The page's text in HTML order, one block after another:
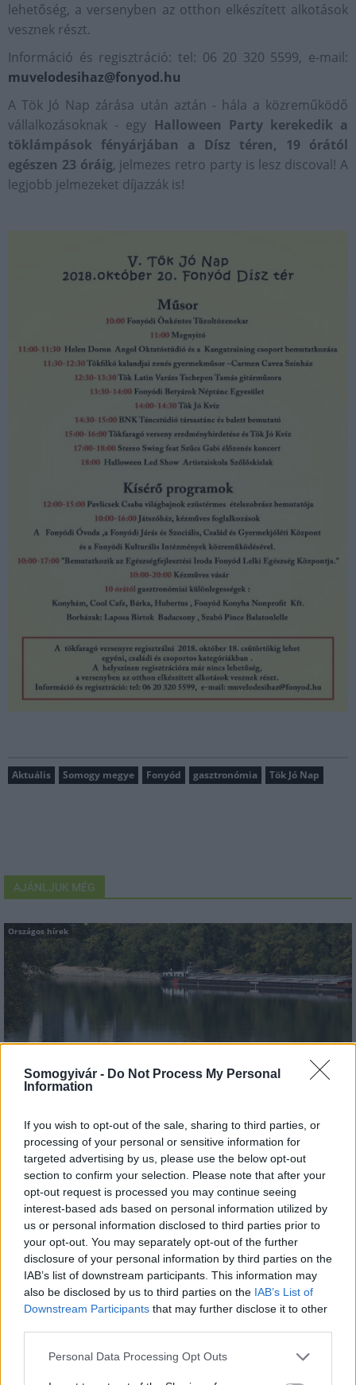
Somogyivár - Do Not Process My Personal
Information
If you wish to opt-out of the sale, sharing to third parties, or
processing of your personal or sensitive information for
targeted advertising by us, please use the below opt-out
section to confirm your selection. Please note that after your
opt-out request is processed you may continue seeing
interest-based ads based on personal information utilized by
us or personal information disclosed to third parties prior to
your opt-out. You may separately opt-out of the further
disclosure of your personal information by third parties on the
IAB’s list of downstream participants. This information may
also be disclosed by us to third parties on the IAB’s List of
Downstream Participants that may further disclose it to other
Please note that this website/app uses one or more Google
Personal Data Processing Opt Outs
lehetőség, a versenyben az otthon elkészített alkotások
vesznek részt.
Információ és regisztráció: tel: 06 20 320 5599, e-mail:
muvelodesihaz@fonyod.hu
A Tök Jó Nap zárása után aztán - hála a közreműködő
vállalkozásoknak - egy Halloween Party kerekedik a
töklámpások fényárjában a Dísz téren, 19 órától
egészen 23 óráig, jelmezes retro party is lesz discoval! A
legjobb jelmezeket díjazzák is!
Aktuális Somogy megye Fonyód gasztronómia Tök Jó Nap
AJÁNLJUK MÉG
Országos hírek
Aktuális
Hőség és vízhiány - itatók feltöltésével segítik a